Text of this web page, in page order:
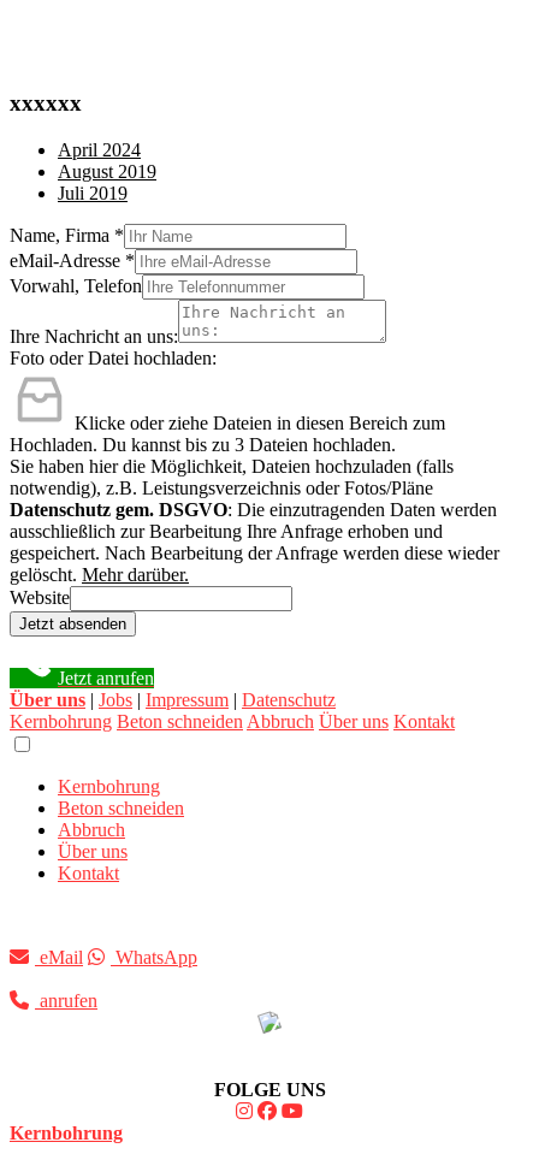
xxxxxx
April 2024
August 2019
Juli 2019
Name, Firma *
eMail-Adresse *
Vorwahl, Telefon
Ihre Nachricht an uns:
Foto oder Datei hochladen:
Klicke oder ziehe Dateien in diesen Bereich zum
Hochladen. Du kannst bis zu 3 Dateien hochladen.
Sie haben hier die Möglichkeit, Dateien hochzuladen (falls
notwendig), z.B. Leistungsverzeichnis oder Fotos/Pläne
Datenschutz gem. DSGVO: Die einzutragenden Daten werden
ausschließlich zur Bearbeitung Ihre Anfrage erhoben und
gespeichert. Nach Bearbeitung der Anfrage werden diese wieder
gelöscht. Mehr darüber.
Website
Jetzt absenden
Jetzt anrufen
Über uns | Jobs | Impressum | Datenschutz
Kernbohrung Beton schneiden Abbruch Über uns Kontakt
Kernbohrung
Beton schneiden
Abbruch
Über uns
Kontakt
eMail WhatsApp
anrufen
FOLGE UNS
Kernbohrung